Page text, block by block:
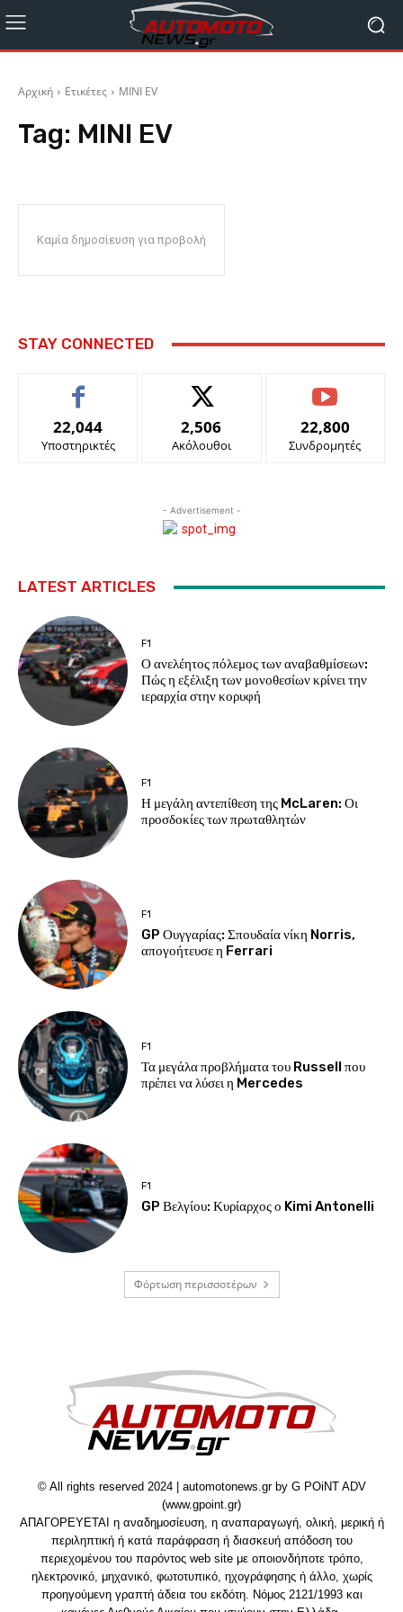
Αρχική Ετικέτες MINI EV
Tag: MINI EV
Καμία δημοσίευση για προβολή
STAY CONNECTED
22,044
Υποστηρικτές
2,506
Ακόλουθοι
22,800
Συνδρομητές
- Advertisement -
LATEST ARTICLES
F1
Ο ανελέητος πόλεμος των αναβαθμίσεων:
Πώς η εξέλιξη των μονοθεσίων κρίνει την
ιεραρχία στην κορυφή
F1
Η μεγάλη αντεπίθεση της McLaren: Οι
προσδοκίες των πρωταθλητών
F1
GP Ουγγαρίας: Σπουδαία νίκη Norris,
απογοήτευσε η Ferrari
F1
Τα μεγάλα προβλήματα του Russell που
πρέπει να λύσει η Mercedes
F1
GP Βελγίου: Κυρίαρχος ο Kimi Antonelli
Φόρτωση περισσοτέρων
© All rights reserved 2024 | automotonews.gr by G POiNT ADV
(www.gpoint.gr)
ΑΠΑΓΟΡΕΥΕΤΑΙ η αναδημοσίευση, η αναπαραγωγή, ολική, μερική ή
περιληπτική ή κατά παράφραση ή διασκευή απόδοση του
περιεχομένου του παρόντος web site με οποιονδήποτε τρόπο,
ηλεκτρονικό, μηχανικό, φωτοτυπικό, ηχογράφησης ή άλλο, χωρίς
προηγούμενη γραπτή άδεια του εκδότη. Νόμος 2121/1993 και